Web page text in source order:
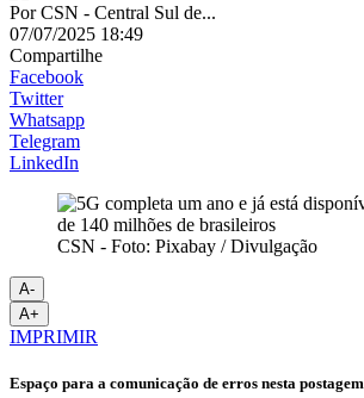
PorCSN - Central Sul de...
07/07/2025 18:49
Compartilhe
Facebook
Twitter
Whatsapp
Telegram
LinkedIn
CSN - Foto: Pixabay / Divulgação
A-
A+
IMPRIMIR
Espaço para a comunicação de erros nesta postagem